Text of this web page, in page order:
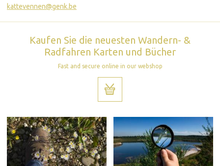
kattevennen@genk.be
Kaufen Sie die neuesten Wandern- &
Radfahren Karten und Bücher
Fast and secure online in our webshop